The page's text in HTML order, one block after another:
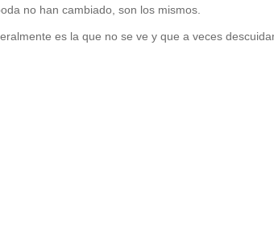
no han cambiado, son los mismos.
es la que no se ve y que a veces